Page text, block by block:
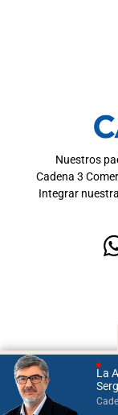
La
Nuestros
Cadena 3
Integrar